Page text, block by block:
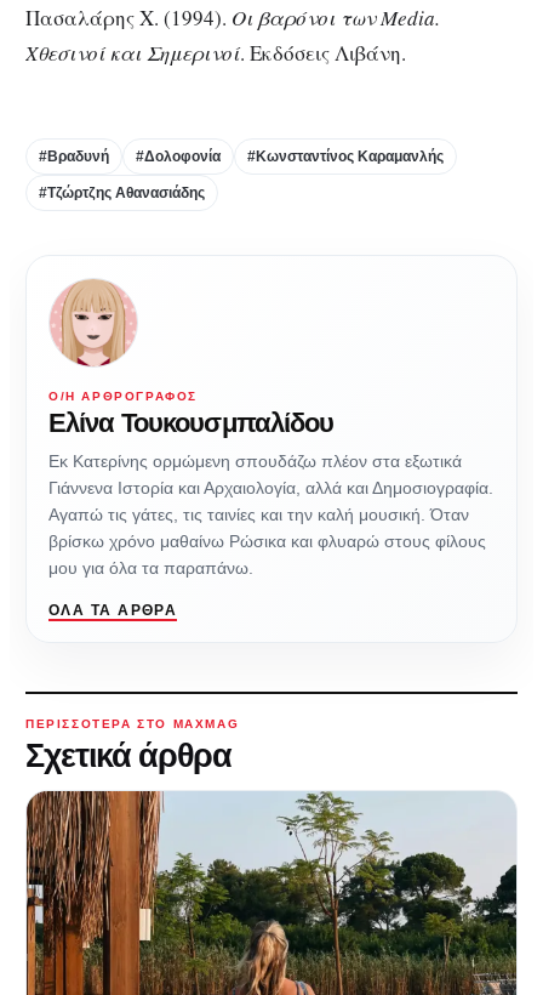
Πασαλάρης Χ. (1994). Οι βαρόνοι των Media.
Χθεσινοί και Σημερινοί. Εκδόσεις Λιβάνη.
#Βραδυνή #Δολοφονία #Κωνσταντίνος Καραμανλής
#Τζώρτζης Αθανασιάδης
Ο/Η ΑΡΘΡΟΓΡΆΦΟΣ
Eλίνα Τουκουσμπαλίδου
Εκ Κατερίνης ορμώμενη σπουδάζω πλέον στα εξωτικά
Γιάννενα Ιστορία και Αρχαιολογία, αλλά και Δημοσιογραφία.
Αγαπώ τις γάτες, τις ταινίες και την καλή μουσική. Όταν
βρίσκω χρόνο μαθαίνω Ρώσικα και φλυαρώ στους φίλους
μου για όλα τα παραπάνω.
ΌΛΑ ΤΑ ΆΡΘΡΑ
ΠΕΡΙΣΣΌΤΕΡΑ ΣΤΟ MAXMAG
Σχετικά άρθρα